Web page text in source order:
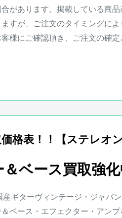
の主観によるものとなります。
確認ください。
があります。掲載している商
すが、ご注文のタイミングに
様にご確認頂き、ご注文の確定
ださい。
ている商品につきましては購入
のもとで発生した故障につきま
る保証となります。消耗部品、
しましては保証の対象外となり
証期間について到着後3日以内
格表！！【ステレオ
ベース買取強化
産ギターヴィンテージ・ジャパ
ベース・エフェクター・アン